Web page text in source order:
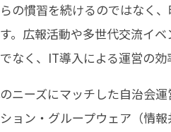
の慣習を続けるのではなく
。広報活動や多世代交流イ
なく、IT導入による運営の効
ニーズにマッチした自治会
ョン・グループウェア（情